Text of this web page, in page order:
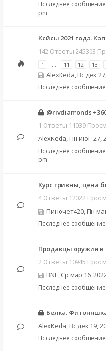
Последнее сообщение
pm
Кейсы 2021 года.
142 Ответы 245303
1 … 11 12 13
AlexKeda, Вс дек
Последнее сообщение
@rivdiamonds
1 Ответы 11039
AlexKeda, Пн июн 27,
Последнее сообщение
pm
Курс гривны, цена
4 Ответы 12022
Пиночет420, Пн
Последнее сообщение
Продавцы оружия в
2 Ответы 10945
BNE, Ср мар 16,
Последнее сообщение
Белка.
AlexKeda, Вс дек 19,
Последнее сообщение